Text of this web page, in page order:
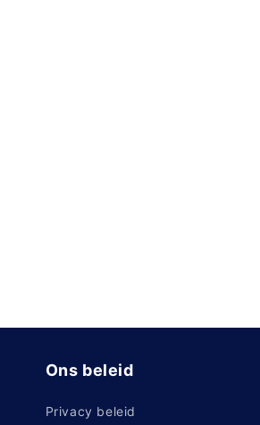
Ons beleid
Privacy beleid